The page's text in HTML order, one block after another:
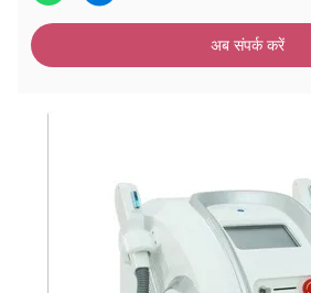
अब संपर्क करें